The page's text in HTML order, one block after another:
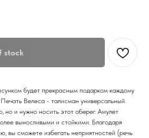
stock
будет прекрасным подарком каждому
Велеса - талисман универсальный.
и нужно носить этот оберег. Амулет
выносливыми и стойкими. Благодаря
вы сможете избегать неприятностей (речь